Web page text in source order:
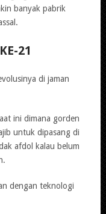
banyak pabrik
21
di jaman
ini dimana gorden
untuk dipasang di
afdol kalau belum
dengan teknologi